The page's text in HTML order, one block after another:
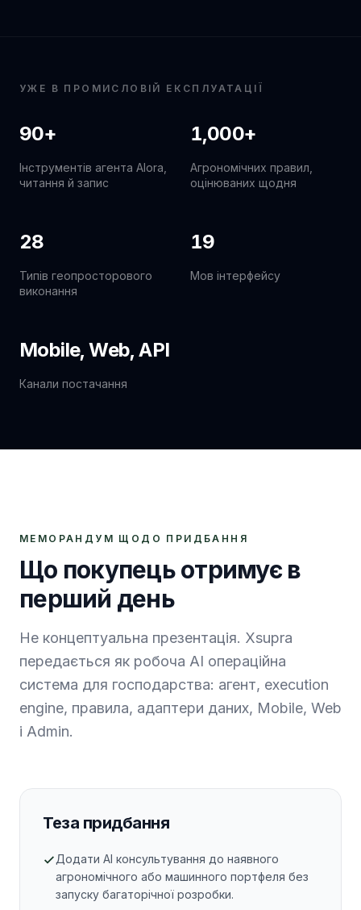
УЖЕ В ПРОМИСЛОВІЙ ЕКСПЛУАТАЦІЇ
90+
Інструментів агента Alora,
читання й запис
1,000+
Агрономічних правил,
оцінюваних щодня
28
Типів геопросторового
виконання
19
Мов інтерфейсу
Mobile, Web, API
Канали постачання
МЕМОРАНДУМ ЩОДО ПРИДБАННЯ
Що покупець отримує в
перший день
Не концептуальна презентація. Xsupra
передається як робоча AI операційна
система для господарства: агент, execution
engine, правила, адаптери даних, Mobile, Web
і Admin.
Теза придбання
Додати AI консультування до наявного
агрономічного або машинного портфеля без
запуску багаторічної розробки.